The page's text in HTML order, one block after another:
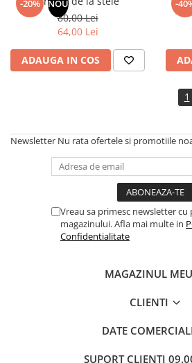
Seturi scolare
Calculator
Consumabile & Accesorii
Cadouri
Literatura Romana
Literatura Universala
Carte Prescolara, Joc
Carti cartonate
-20% NOU
80,00 Lei
64,00 Lei
ADAUGA IN COS
-
1
Newsletter Nu rata ofertele si promotiile
Vreau sa primesc newsletter
magazinului. Afla mai multe in
Confidentialitate
MAGAZINUL MEU
CLIENTI
DATE
SUPORT CLIENTI